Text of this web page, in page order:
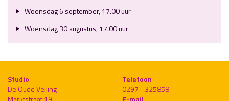
Woensdag 6 september, 17.00 uur
Woensdag 30 augustus, 17.00 uur
Studio
De Oude Veiling
Telefoon
0297 - 325858